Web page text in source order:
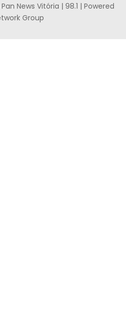
News Vitória | 98.1 | Powered
Group